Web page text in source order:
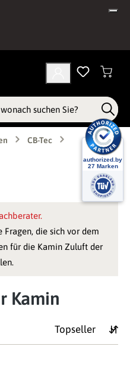
CB-Tec
die sich vor dem
für die Kamin Zuluft der
Kamin